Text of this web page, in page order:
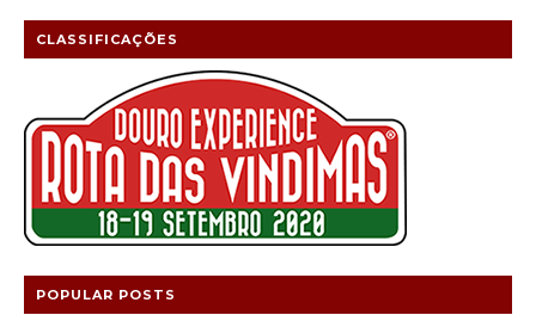
CLASSIFICAÇÕES
POPULAR POSTS